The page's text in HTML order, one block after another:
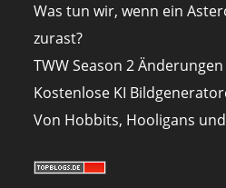
Was tun wir, wenn ein
zurast?
TWW Season 2 Änderungen
Kostenlose KI
Von Hobbits, Hooligans